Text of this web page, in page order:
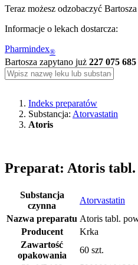
Teraz możesz odzobaczyć
Informacje o lekach dostarcza:
Pharmindex®
Bartosza zapytano już 227 075 685
Indeks preparatów
Substancja: Atorvastatin
Atoris
Preparat: Atoris tabl.
Substancja
czynna
Atorvastatin
Nazwa preparatu Atoris tabl.
Producent
Krka
Zawartość
opakowania
60 szt.